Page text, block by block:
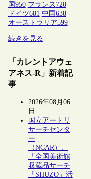
国 950 フランス 720
ドイツ681 中国 638
オーストラリア599
続きを見る
「カレントアウェ
アネス-R」新着記
事
2026年08月06
日
国立アートリ
サーチセンタ
ー
（NCAR）、
「全国美術館
収蔵品サーチ
「SHŪZŌ」活